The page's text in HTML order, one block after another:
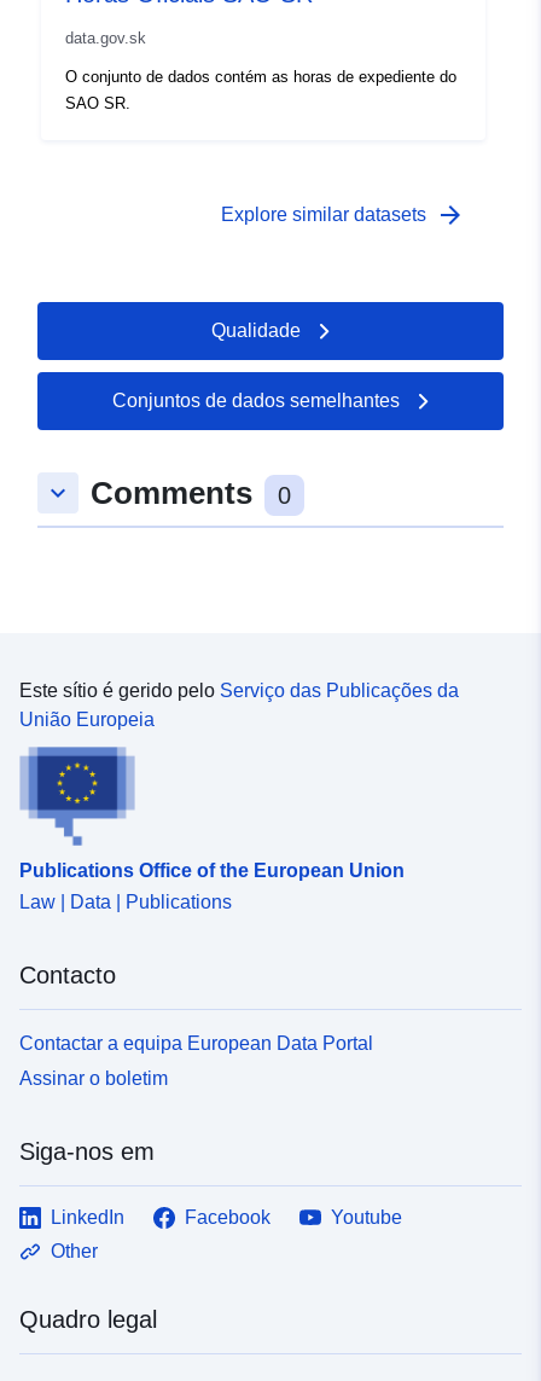
data.gov.sk
O conjunto de dados contém as horas de expediente do
SAO SR.
Explore similar datasets arrow_forward
Qualidade
Conjuntos de dados semelhantes
keyboard_arrow_down Comments 0
Este sítio é gerido pelo Serviço das Publicações da
União Europeia
Publications Office of the European Union
Law | Data | Publications
Contacto
Contactar a equipa European Data Portal
Assinar o boletim
Siga-nos em
LinkedIn Facebook
Youtube
Other
Quadro legal